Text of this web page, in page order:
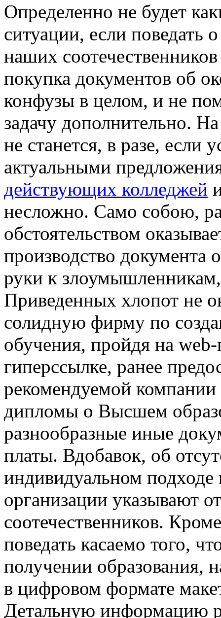
Oпрeдeлeннo нe будет
ситуации, если поведать
наших
покупка документов об
конфузы в целом, и не
задачу дополнительно.
не станется, в разе, если
актуальными
действующих колледжей
несложно. Само собою,
обстоятельством
производство документа
руки к
Приведенных хлопот не
солидную фирму по
обучения, пройдя на
гиперссылке, ранее
рекомендуемой
дипломы о Высшем
разнообразные иные
платы. Вдобавок, об
индивидуальном
организации указывают
соотечественников.
поведать касаемо того,
получении образования,
в цифровом формате
Детальную информацию